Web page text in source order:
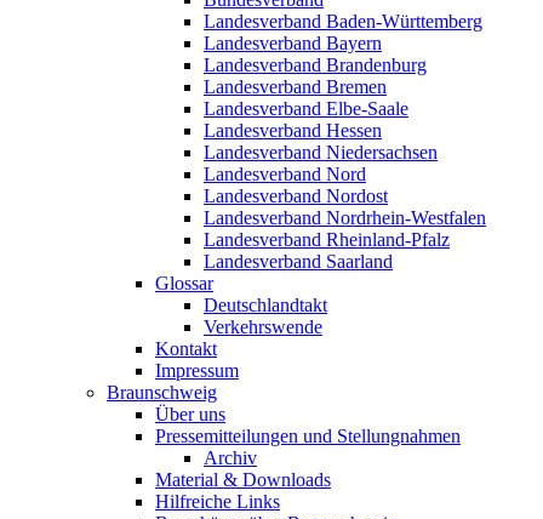
Landesverband Baden-Württemberg
Landesverband Bayern
Landesverband Brandenburg
Landesverband Bremen
Landesverband Elbe-Saale
Landesverband Hessen
Landesverband Niedersachsen
Landesverband Nord
Landesverband Nordost
Landesverband Nordrhein-Westfalen
Landesverband Rheinland-Pfalz
Landesverband Saarland
Glossar
Deutschlandtakt
Verkehrswende
Kontakt
Impressum
Braunschweig
Über uns
Pressemitteilungen und Stellungnahmen
Archiv
Material & Downloads
Hilfreiche Links